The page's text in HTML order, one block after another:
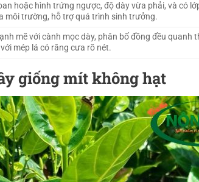
hoặc hình trứng ngược, độ dày vừa phải, và có
môi trường, hỗ trợ quá trình sinh trưởng.
mẽ với cành mọc dày, phân bố đồng đều quanh
mép lá có răng cưa rõ nét.
giống mít không hạt